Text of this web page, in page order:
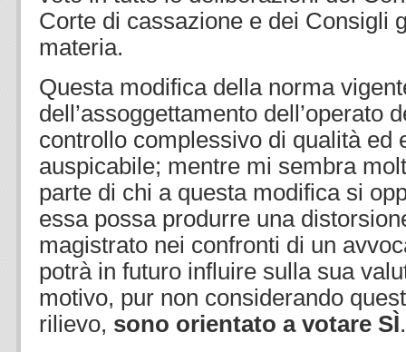
Corte di cassazione e dei Consigli
materia.
Questa modifica della norma
dell’assoggettamento dell’operato
controllo complessivo di qualità ed
auspicabile; mentre mi sembra
parte di chi a questa modifica si
essa possa produrre una
magistrato nei confronti di un
potrà in futuro influire sulla sua
motivo, pur non considerando
rilievo, sono orientato a votare SÌ.